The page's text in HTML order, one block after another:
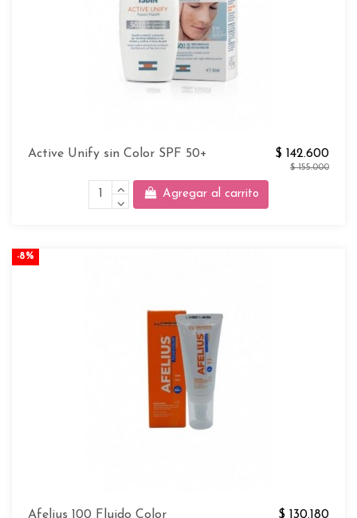
Active Unify sin Color SPF 50+ $ 142.600
$ 155.000
Agregar al carrito
-8%
Afelius 100 Fluido Color $ 130.180